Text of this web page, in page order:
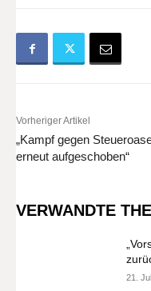
Vorheriger Artikel
„Kampf gegen
erneut aufgeschoben“
VERWANDTE
21.